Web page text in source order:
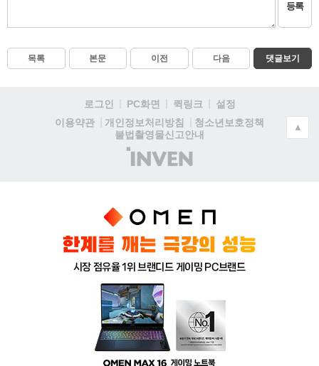
등록
목록 본문 이전 다음 댓글보기
로그인 PC화면 퀵링크
설정
이용약관
개인정보처리방침
청소년보호정책
불법촬영물신고안내
(주)
인
▲